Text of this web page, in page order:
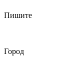
Пишите
Город